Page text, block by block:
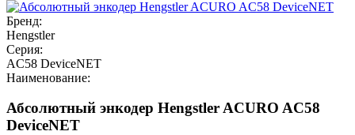
Бренд:
Hengstler
Серия:
AC58 DeviceNET
Наименование:
Абсолютный энкодер Hengstler ACURO AC58
DeviceNET